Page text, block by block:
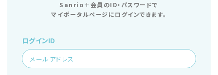
Sanrio＋会員のID・パスワードで
マイポータルページにログインできます。
ログインID